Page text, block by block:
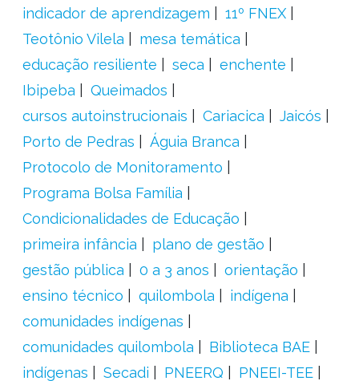
indicador de aprendizagem
11º FNEX
Teotônio Vilela
mesa temática
educação resiliente
seca
enchente
Ibipeba
Queimados
cursos autoinstrucionais
Cariacica
Jaicós
Porto de Pedras
Águia Branca
Protocolo de Monitoramento
Programa Bolsa Família
Condicionalidades de Educação
primeira infância
plano de gestão
gestão pública
0 a 3 anos
orientação
ensino técnico
quilombola
indígena
comunidades indígenas
comunidades quilombola
Biblioteca BAE
indígenas
Secadi PNEERQ
PNEEI-TEE